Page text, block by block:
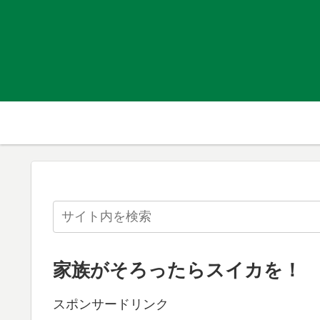
家族がそろったらスイカを！
スポンサードリンク